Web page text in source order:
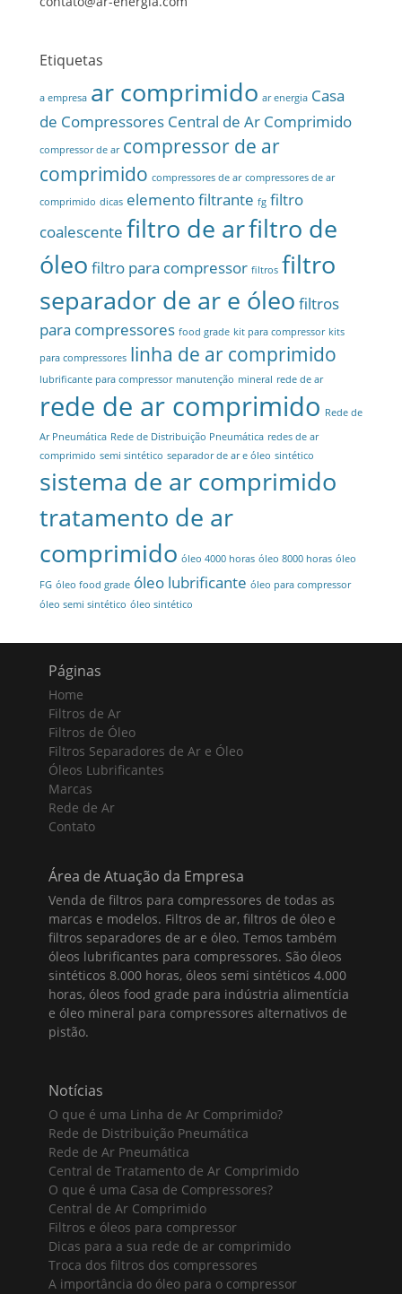
Etiquetas
a empresa ar comprimido ar energia Casa
de Compressores Central de Ar Comprimido
compressor de ar compressor de ar
comprimido compressores de ar compressores de ar
comprimido dicas elemento filtrante fg filtro
coalescente filtro de arfiltro de
óleo filtro para compressor filtros filtro
separador de ar e óleo filtros
para compressores food grade kit para compressor kits
para compressores linha de ar comprimido
lubrificante para compressor manutenção mineral rede de ar
rede de ar comprimido Rede de
Ar Pneumática Rede de Distribuição Pneumática redes de ar
comprimido semi sintético separador de ar e óleo sintético
sistema de ar comprimido
tratamento de ar
comprimido óleo 4000 horas óleo 8000 horas óleo
FG óleo food grade óleo lubrificante óleo para compressor
óleo semi sintético óleo sintético
Páginas
Home
Filtros de Ar
Filtros de Óleo
Filtros Separadores de Ar e Óleo
Óleos Lubrificantes
Marcas
Rede de Ar
Contato
Área de Atuação da Empresa
Venda de filtros para compressores de todas as
marcas e modelos. Filtros de ar, filtros de óleo e
filtros separadores de ar e óleo. Temos também
óleos lubrificantes para compressores. São óleos
sintéticos 8.000 horas, óleos semi sintéticos 4.000
horas, óleos food grade para indústria alimentícia
e óleo mineral para compressores alternativos de
pistão.
Notícias
O que é uma Linha de Ar Comprimido?
Rede de Distribuição Pneumática
Rede de Ar Pneumática
Central de Tratamento de Ar Comprimido
O que é uma Casa de Compressores?
Central de Ar Comprimido
Filtros e óleos para compressor
Dicas para a sua rede de ar comprimido
Troca dos filtros dos compressores
A importância do óleo para o compressor